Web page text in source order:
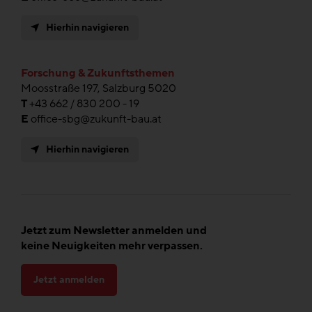
Hierhin navigieren
Forschung & Zukunftsthemen
Moosstraße 197, Salzburg 5020
T+43 662 / 830 200 - 19
E office-sbg@zukunft-bau.at
Hierhin navigieren
Jetzt zum Newsletter anmelden und
keine Neuigkeiten mehr verpassen.
Jetzt anmelden